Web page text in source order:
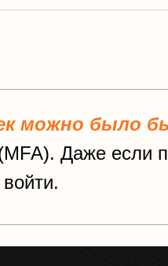
можно было
Даже если